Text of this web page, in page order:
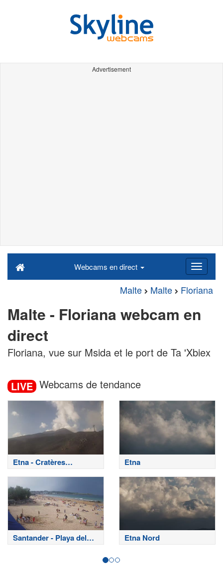
Advertisement
Webcams en direct
Malte Malte Floriana
Malte - Floriana webcam en
direct
Floriana, vue sur Msida et le port de Ta 'Xbiex
LIVE Webcams de tendance
Etna - Cratères
sommitaux
Etna
Santander - Playa del
Sardinero
Etna Nord